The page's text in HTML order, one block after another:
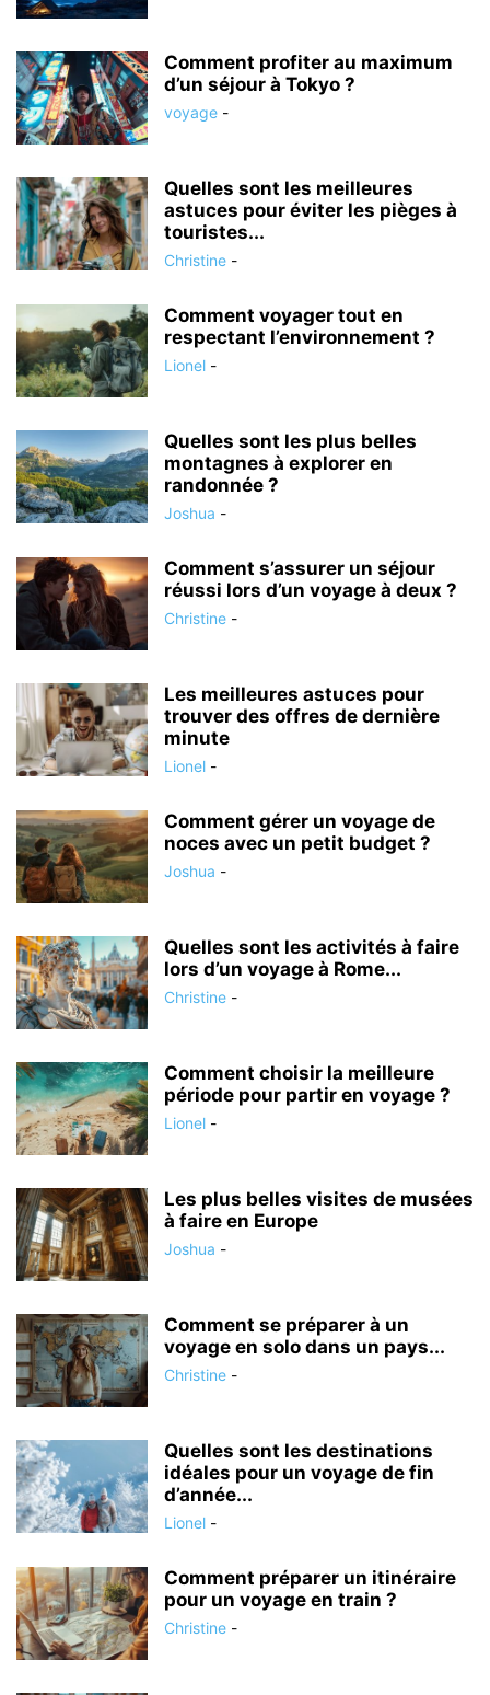
Comment profiter au maximum
d’un séjour à Tokyo ?
voyage -
Quelles sont les meilleures
astuces pour éviter les pièges à
touristes...
Christine -
Comment voyager tout en
respectant l’environnement ?
Lionel -
Quelles sont les plus belles
montagnes à explorer en
randonnée ?
Joshua -
Comment s’assurer un séjour
réussi lors d’un voyage à deux ?
Christine -
Les meilleures astuces pour
trouver des offres de dernière
minute
Lionel -
Comment gérer un voyage de
noces avec un petit budget ?
Joshua -
Quelles sont les activités à faire
lors d’un voyage à Rome...
Christine -
Comment choisir la meilleure
période pour partir en voyage ?
Lionel -
Les plus belles visites de musées
à faire en Europe
Joshua -
Comment se préparer à un
voyage en solo dans un pays...
Christine -
Quelles sont les destinations
idéales pour un voyage de fin
d’année...
Lionel -
Comment préparer un itinéraire
pour un voyage en train ?
Christine -